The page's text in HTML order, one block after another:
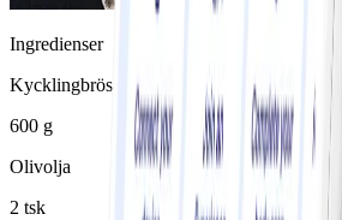
Ingredienser
Kycklingbröstfilé
600 g
Olivolja
2 tsk